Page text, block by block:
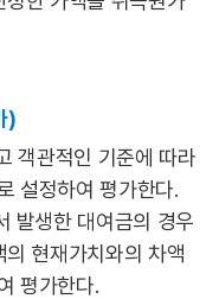
)
객관적인 기준에 따라
설정하여 평가한다.
발생한 대여금의 경우
현재가치와의 차액
평가한다.